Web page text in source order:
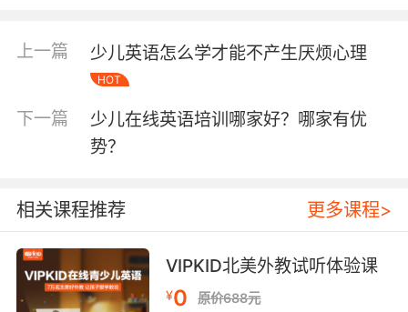
课，十几个孩子一起上课，老师的注意力就会被
分散的，孩子得不到充足的交流机会。
上下课就会比较麻烦。在线英语辅导班不用固定
地方和时间上课，家长可以根据自己的情况给孩
子预约课程，只要有电脑或iPad ，随时随地都可
以学习。不用浪费时间和精力在路上。
上一篇 少儿英语怎么学才能不产生厌烦心理
HOT
下一篇
少儿在线英语培训哪家好？哪家有优
势？
相关课程推荐 更多课程>
VIPKID北美外教试听体验课
¥0 原价688元